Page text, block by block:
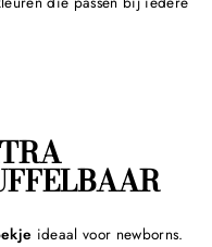
ideaal voor newborns.